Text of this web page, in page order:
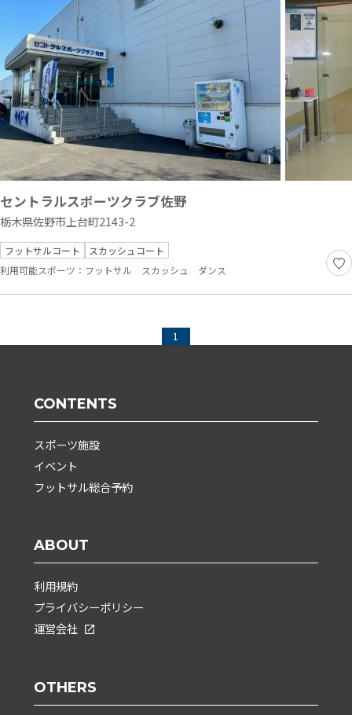
セントラルスポーツクラブ佐野
栃木県佐野市上台町2143-2
フットサルコート
スカッシュコート
利用可能スポーツ： フットサル スカッシュ ダンス
1
CONTENTS
スポーツ施設
イベント
フットサル総合予約
ABOUT
利用規約
プライバシーポリシー
運営会社
OTHERS